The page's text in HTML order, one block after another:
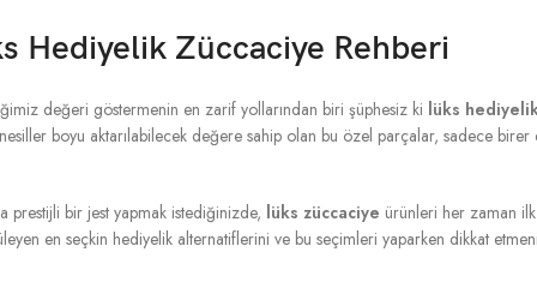
Hediyelik Züccaciye Rehberi
değeri göstermenin en zarif yollarından biri şüphesiz ki lüks
boyu aktarılabilecek değere sahip olan bu özel parçalar, sadece birer
prestijli bir jest yapmak istediğinizde, lüks züccaciye ürünleri her zaman ilk
en seçkin hediyelik alternatiflerini ve bu seçimleri yaparken dikkat